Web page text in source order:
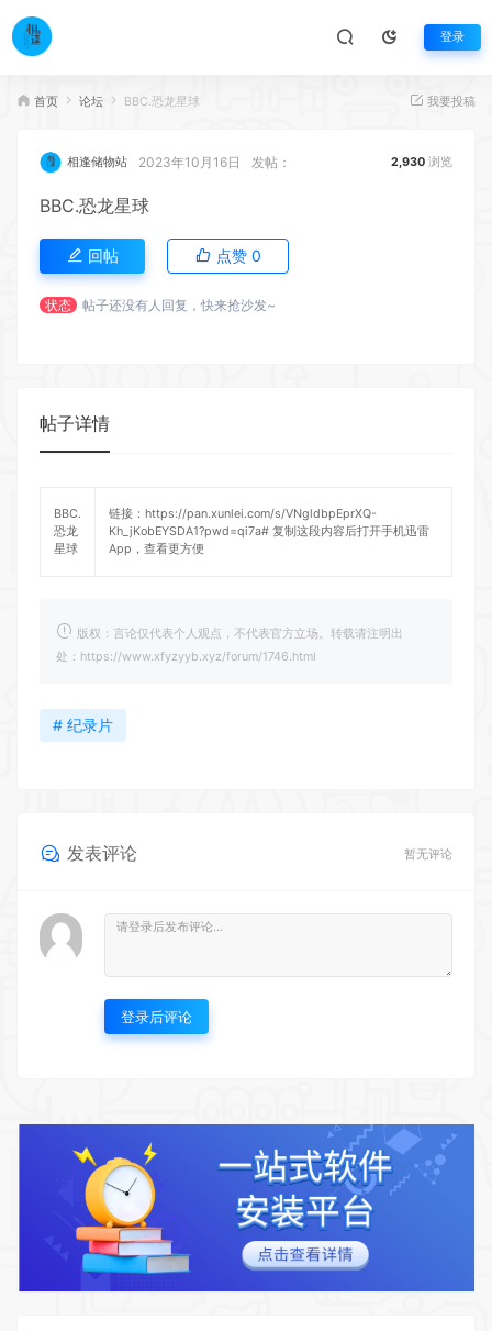
登录
首页 论坛 BBC.恐龙星球 我要投稿
相逢储物站 2023年10月16日 发帖： 2,930 浏览
BBC.恐龙星球
回帖 点赞 0
状态 帖子还没有人回复，快来抢沙发~
帖子详情
BBC.
恐龙
星球
链接： https://pan.xunlei.com/s/VNgldbpEprXQ-
Kh_jKobEYSDA1?pwd=qi7a# 复制这段内容后打开手机迅雷
App，查看更方便
版权：言论仅代表个人观点，不代表官方立场。转载请注明出
处：https://www.xfyzyyb.xyz/forum/1746.html
# 纪录片
发表评论 暂无评论
登录后评论